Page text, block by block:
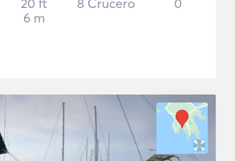
20 ft
6 m
8 Crucero 0